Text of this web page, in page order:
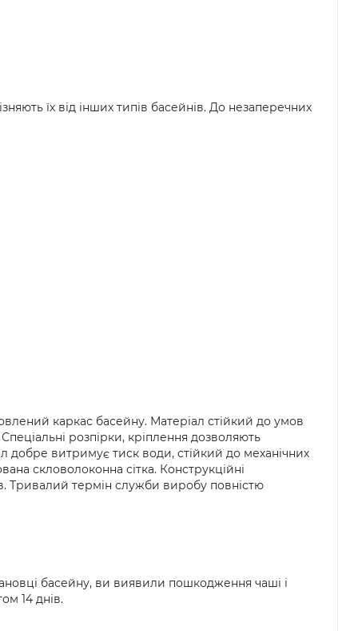
їх від інших типів басейнів. До незаперечних
каркас басейну. Матеріал стійкий до умов
розпірки, кріплення дозволяють
добре витримує тиск води, стійкий до механічних
скловолоконна сітка. Конструкційні
Тривалий термін служби виробу повністю
басейну, ви виявили пошкодження чаші і
14 днів.